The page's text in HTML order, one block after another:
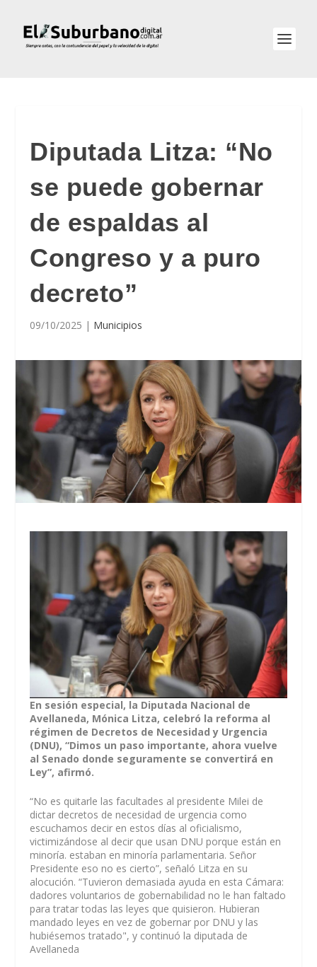
Diputada Litza: “No
se puede gobernar
de espaldas al
Congreso y a puro
decreto”
09/10/2025 | Municipios
En sesión especial, la Diputada Nacional de
Avellaneda, Mónica Litza, celebró la reforma al
régimen de Decretos de Necesidad y Urgencia
(DNU), “Dimos un paso importante, ahora vuelve
al Senado donde seguramente se convertirá en
Ley”, afirmó.
“No es quitarle las facultades al presidente Milei de
dictar decretos de necesidad de urgencia como
escuchamos decir en estos días al oficialismo,
victimizándose al decir que usan DNU porque están en
minoría. estaban en minoría parlamentaria. Señor
Presidente eso no es cierto”, señaló Litza en su
alocución. “Tuvieron demasiada ayuda en esta Cámara:
dadores voluntarios de gobernabilidad no le han faltado
para tratar todas las leyes que quisieron. Hubieran
mandado leyes en vez de gobernar por DNU y las
hubiésemos tratado", y continuó la diputada de
Avellaneda